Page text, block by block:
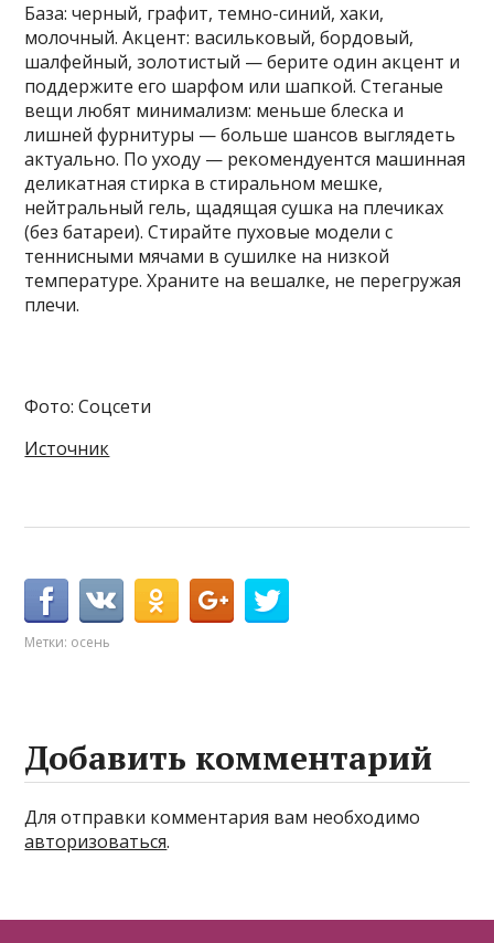
База: черный, графит, темно-синий, хаки,
молочный. Акцент: васильковый, бордовый,
шалфейный, золотистый — берите один акцент и
поддержите его шарфом или шапкой. Стеганые
вещи любят минимализм: меньше блеска и
лишней фурнитуры — больше шансов выглядеть
актуально. По уходу — рекомендуентся машинная
деликатная стирка в стиральном мешке,
нейтральный гель, щадящая сушка на плечиках
(без батареи). Стирайте пуховые модели с
теннисными мячами в сушилке на низкой
температуре. Храните на вешалке, не перегружая
плечи.
Фото: Соцсети
Источник
Метки: осень
Добавить комментарий
Для отправки комментария вам необходимо
авторизоваться.